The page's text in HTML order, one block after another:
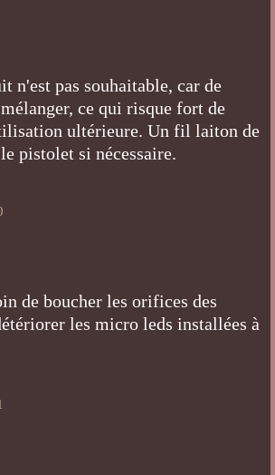
n'est pas souhaitable, car de
ce qui risque fort de
ultérieure. Un fil laiton de
pistolet si nécessaire.
de boucher les orifices des
les micro leds installées à